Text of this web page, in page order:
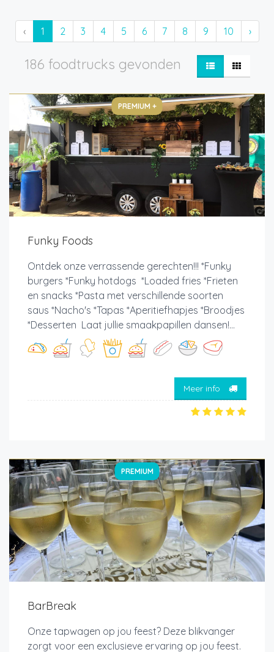
‹ 1 2 3 4 5 6 7 8 9 10 ›
186 foodtrucks gevonden
PREMIUM +
Funky Foods
Ontdek onze verrassende gerechten!!! *Funky
burgers *Funky hotdogs *Loaded fries *Frieten
en snacks *Pasta met verschillende soorten
saus *Nacho's *Tapas *Aperitiefhapjes *Broodjes
*Desserten Laat jullie smaakpapillen dansen!...
Meer info
PREMIUM
BarBreak
Onze tapwagen op jou feest? Deze blikvanger
zorgt voor een exclusieve ervaring op jou feest.